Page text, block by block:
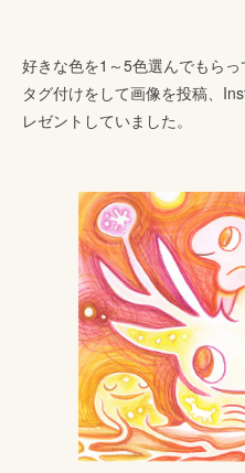
好きな色を1～5色選んでもら
タグ付けをして画像を投稿、
レゼントしていました。